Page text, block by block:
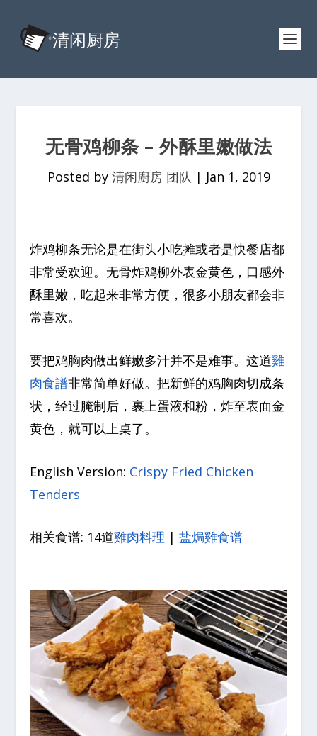
无骨鸡柳条 – 外酥里嫩做法
Posted by 清闲廚房 团队 | Jan 1, 2019
炸鸡柳条无论是在街头小吃摊或者是快餐店都
非常受欢迎。无骨炸鸡柳外表金黄色，口感外
酥里嫩，吃起来非常方便，很多小朋友都会非
常喜欢。
要把鸡胸肉做出鲜嫩多汁并不是难事。这道雞
肉食譜非常简单好做。把新鲜的鸡胸肉切成条
状，经过腌制后，裹上蛋液和粉，炸至表面金
黄色，就可以上桌了。
English Version: Crispy Fried Chicken
Tenders
相关食谱: 14道雞肉料理 |盐焗雞食谱